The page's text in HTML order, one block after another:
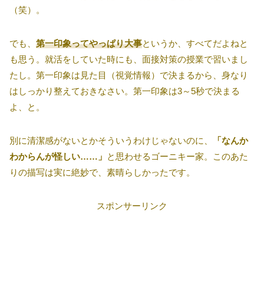
（笑）。
でも、 第一印象ってやっぱり大事というか、すべてだよねと
も思う。就活をしていた時にも、面接対策の授業で習いまし
たし。第一印象は見た目（視覚情報）で決まるから、身なり
はしっかり整えておきなさい。第一印象は3～5秒で決まる
よ、と。
別に清潔感がないとかそういうわけじゃないのに、
「なんか
わからんが怪しい……」 と思わせるゴーニキー家。このあた
りの描写は実に絶妙で、素晴らしかったです。
スポンサーリンク